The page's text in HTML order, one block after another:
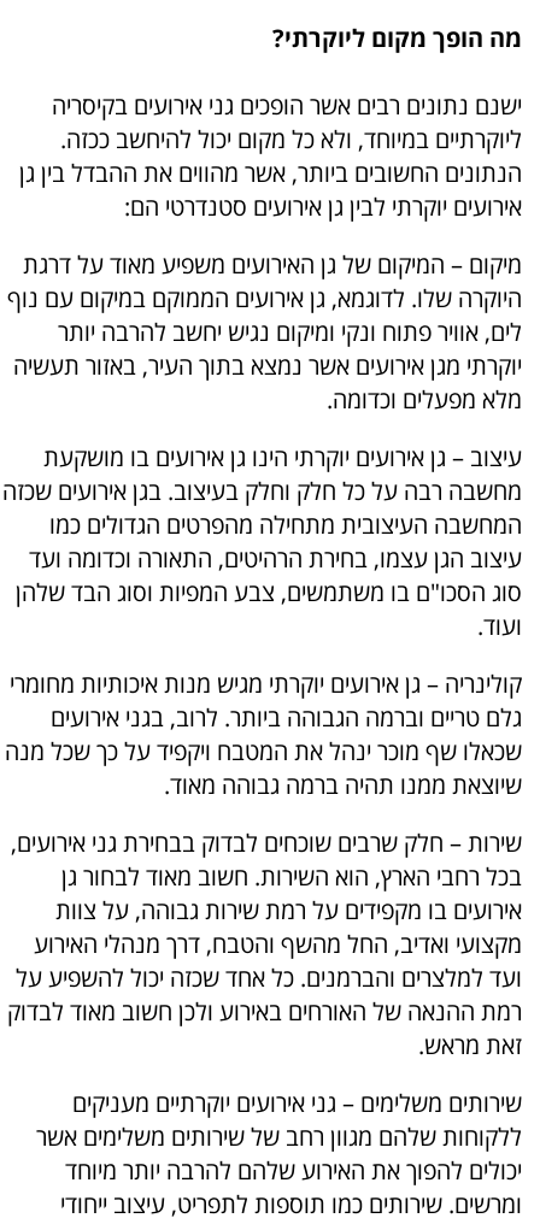
מה הופך מקום ליוקרתי?
ישנם נתונים רבים אשר הופכים גני אירועים בקיסריה
ליוקרתיים במיוחד, ולא כל מקום יכול להיחשב ככזה.
הנתונים החשובים ביותר, אשר מהווים את ההבדל בין גן
אירועים יוקרתי לבין גן אירועים סטנדרטי הם:
מיקום – המיקום של גן האירועים משפיע מאוד על דרגת
היוקרה שלו. לדוגמא, גן אירועים הממוקם במיקום עם נוף
לים, אוויר פתוח ונקי ומיקום נגיש יחשב להרבה יותר
יוקרתי מגן אירועים אשר נמצא בתוך העיר, באזור תעשיה
מלא מפעלים וכדומה.
עיצוב – גן אירועים יוקרתי הינו גן אירועים בו מושקעת
מחשבה רבה על כל חלק וחלק בעיצוב. בגן אירועים שכזה
המחשבה העיצובית מתחילה מהפרטים הגדולים כמו
עיצוב הגן עצמו, בחירת הרהיטים, התאורה וכדומה ועד
סוג הסכו"ם בו משתמשים, צבע המפיות וסוג הבד שלהן
ועוד.
קולינריה – גן אירועים יוקרתי מגיש מנות איכותיות מחומרי
גלם טריים וברמה הגבוהה ביותר. לרוב, בגני אירועים
שכאלו שף מוכר ינהל את המטבח ויקפיד על כך שכל מנה
שיוצאת ממנו תהיה ברמה גבוהה מאוד.
שירות – חלק שרבים שוכחים לבדוק בבחירת גני אירועים,
בכל רחבי הארץ, הוא השירות. חשוב מאוד לבחור גן
אירועים בו מקפידים על רמת שירות גבוהה, על צוות
מקצועי ואדיב, החל מהשף והטבח, דרך מנהלי האירוע
ועד למלצרים והברמנים. כל אחד שכזה יכול להשפיע על
רמת ההנאה של האורחים באירוע ולכן חשוב מאוד לבדוק
זאת מראש.
שירותים משלימים – גני אירועים יוקרתיים מעניקים
ללקוחות שלהם מגוון רחב של שירותים משלימים אשר
יכולים להפוך את האירוע שלהם להרבה יותר מיוחד
ומרשים. שירותים כמו תוספות לתפריט, עיצוב ייחודי